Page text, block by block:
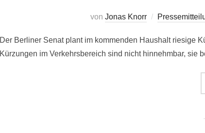
von Jonas Knorr
Der Berliner Senat plant im kommenden Haushalt riesige
Kürzungen im Verkehrsbereich sind nicht hinnehmbar,